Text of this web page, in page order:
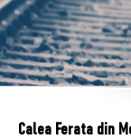
Calea Ferata din